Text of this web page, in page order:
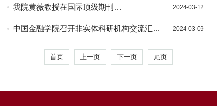
我院黄薇教授在国际顶级期刊
2024-03-12
中国金融学院召开非实体科研机构交流汇报
2024-03-09
首页 上一页 下一页 尾页